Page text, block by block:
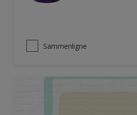
Sammenligne